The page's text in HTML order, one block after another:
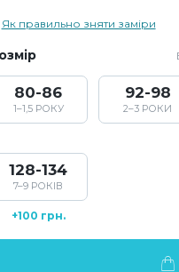
Як правильно зняти заміри
80-86
1–1,5 РОКУ
92-98
2–3 РОКИ
128-134
7–9 РОКІВ
+100 грн.